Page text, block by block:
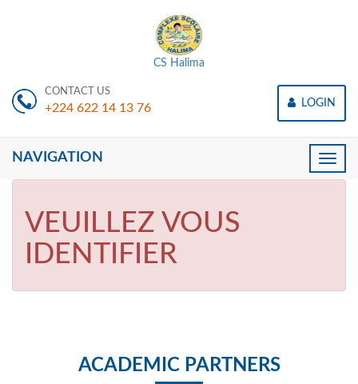
CS Halima
CONTACT US
+224 622 14 13 76 LOGIN
Toggle
NAVIGATION
VEUILLEZ VOUS
IDENTIFIER
ACADEMIC PARTNERS